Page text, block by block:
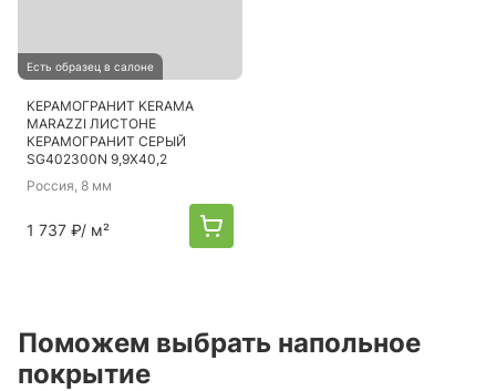
Есть образец в салоне
КЕРАМОГРАНИТ KERAMA
MARAZZI ЛИСТОНЕ
КЕРАМОГРАНИТ СЕРЫЙ
SG402300N 9,9Х40,2
Россия, 8 мм
1 737 ₽/ м²
Поможем выбрать напольное
покрытие